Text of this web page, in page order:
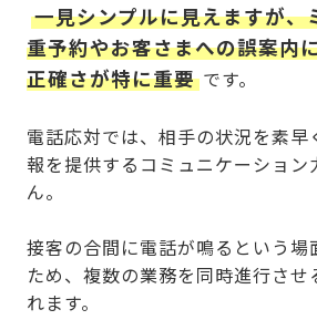
一見シンプルに見えますが、
重予約やお客さまへの誤案内
正確さが特に重要 です。
電話応対では、相手の状況を素早
報を提供するコミュニケーション
ん。
接客の合間に電話が鳴るという場
ため、複数の業務を同時進行させ
れます。